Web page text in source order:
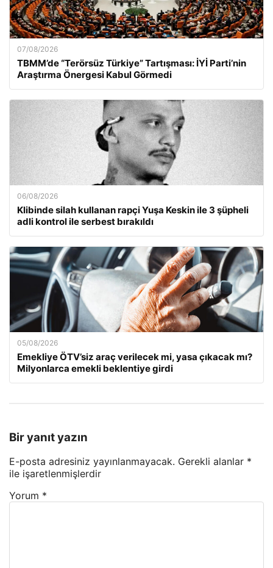
07/08/2026
TBMM’de “Terörsüz Türkiye” Tartışması: İYİ Parti’nin
Araştırma Önergesi Kabul Görmedi
06/08/2026
Klibinde silah kullanan rapçi Yuşa Keskin ile 3 şüpheli
adli kontrol ile serbest bırakıldı
05/08/2026
Emekliye ÖTV’siz araç verilecek mi, yasa çıkacak mı?
Milyonlarca emekli beklentiye girdi
Bir yanıt yazın
E-posta adresiniz yayınlanmayacak. Gerekli alanlar *
ile işaretlenmişlerdir
Yorum *